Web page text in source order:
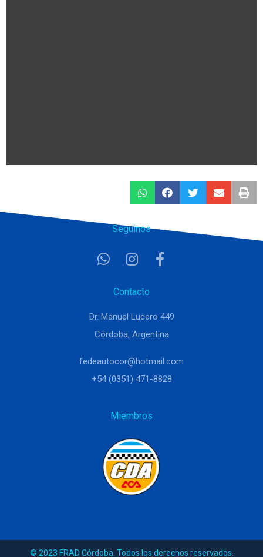
Seguinos
Contacto
Dr. Manuel Lucero 449
Córdoba, Argentina
fedeautocor@hotmail.com
+54 (0351) 471-8828
Miembros
© 2023 FRAD Córdoba. Todos los derechos reservados.